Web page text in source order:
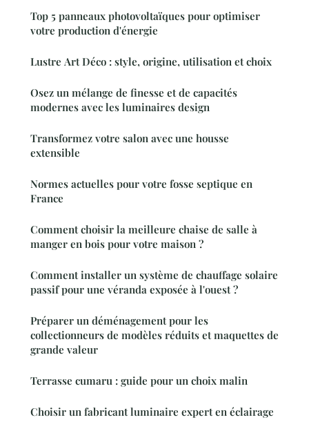
Top 5 panneaux photovoltaïques pour optimiser
votre production d'énergie
Lustre Art Déco : style, origine, utilisation et choix
Osez un mélange de finesse et de capacités
modernes avec les luminaires design
Transformez votre salon avec une housse
extensible
Normes actuelles pour votre fosse septique en
France
Comment choisir la meilleure chaise de salle à
manger en bois pour votre maison ?
Comment installer un système de chauffage solaire
passif pour une véranda exposée à l'ouest ?
Préparer un déménagement pour les
collectionneurs de modèles réduits et maquettes de
grande valeur
Terrasse cumaru : guide pour un choix malin
Choisir un fabricant luminaire expert en éclairage